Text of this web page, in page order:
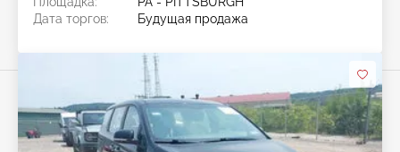
Дата торгов:
Будущая продажа